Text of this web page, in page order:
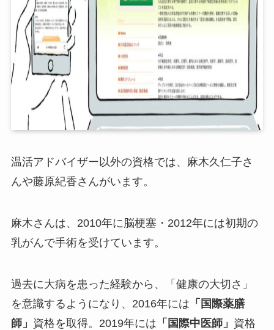
温活アドバイザー以外の資格では、麻木久仁子さ
んや藤原紀香さんがいます。
麻木さんは、2010年に脳梗塞・2012年には初期の
乳がんで手術を受けています。
過去に大病を患った経験から、「健康の大切さ」
を意識するようになり、2016年には 「国際薬膳
師」 資格を取得。2019年には 「国際中医師」 資格